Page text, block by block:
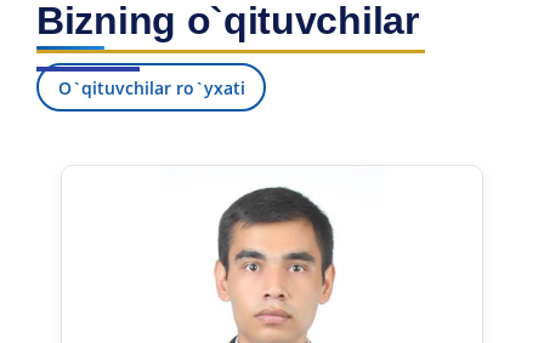
Bizning o`qituvchilar
O`qituvchilar ro`yxati
7. Call-center (4) 8. Bakalavriat kvotasi (3)
9. Magistratura kvotasi (4) ✉️ Adminga yozish